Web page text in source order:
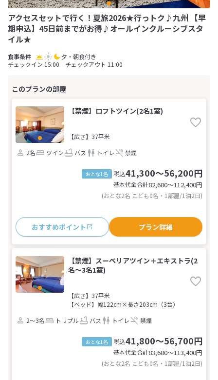
アクセスセットで行く！夏旅2026★行っトク♪九州 【早
期申込】45日前までがお得♪オールインクルーシブスタ
イル★
夕・朝食付き
チェックイン 15:00 チェックアウト 11:00
【禁煙】ロフトツイン(2名1室)
【広さ】37平米
2名
ツイン バス トイレ 禁煙
おとな1名 税込41,300～56,200円
基本代金合計82,600〜112,400円
(おとな2名 こども0名・1部屋/1泊2日)
おすすめポイント プラン詳細
【禁煙】スーペリアツイン＋エキストラ(2
名～3名1室)
【広さ】37平米
【ベッド】幅122cm×長さ203cm（3台）
2～3名
トリプル バス トイレ 禁煙
おとな1名 税込41,800～56,700円
基本代金合計83,600〜113,400円
(おとな2名 こども0名・1部屋/1泊2日)